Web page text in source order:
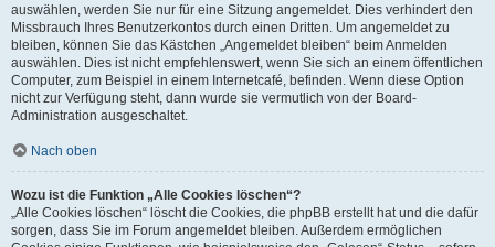
auswählen, werden Sie nur für eine Sitzung angemeldet. Dies verhindert den
Missbrauch Ihres Benutzerkontos durch einen Dritten. Um angemeldet zu
bleiben, können Sie das Kästchen „Angemeldet bleiben“ beim Anmelden
auswählen. Dies ist nicht empfehlenswert, wenn Sie sich an einem öffentlichen
Computer, zum Beispiel in einem Internetcafé, befinden. Wenn diese Option
nicht zur Verfügung steht, dann wurde sie vermutlich von der Board-
Administration ausgeschaltet.
Nach oben
Wozu ist die Funktion „Alle Cookies löschen“?
„Alle Cookies löschen“ löscht die Cookies, die phpBB erstellt hat und die dafür
sorgen, dass Sie im Forum angemeldet bleiben. Außerdem ermöglichen